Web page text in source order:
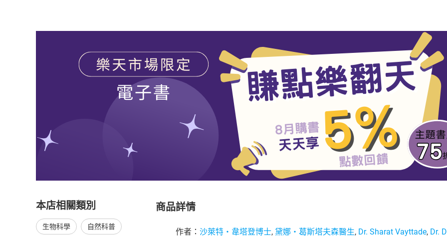
本店相關類別
生物科學 自然科普
商品詳情
作者： 沙萊特‧韋塔登博士, 黛娜‧葛斯塔夫森醫生, Dr. Sharat Vayttade, Dr.